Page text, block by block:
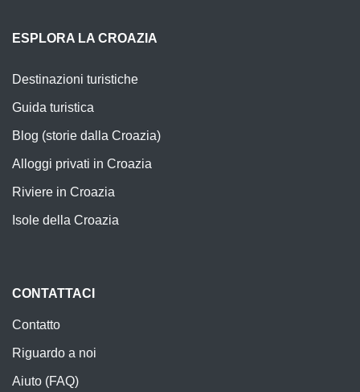
ESPLORA LA CROAZIA
Destinazioni turistiche
Guida turistica
Blog (storie dalla Croazia)
Alloggi privati in Croazia
Riviere in Croazia
Isole della Croazia
CONTATTACI
Contatto
Riguardo a noi
Aiuto (FAQ)